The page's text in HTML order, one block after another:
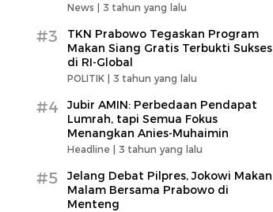
News | 3 tahun yang lalu
#3
TKN Prabowo Tegaskan Program
Makan Siang Gratis Terbukti Sukses
di RI-Global
POLITIK | 3 tahun yang lalu
#4
Jubir AMIN: Perbedaan Pendapat
Lumrah, tapi Semua Fokus
Menangkan Anies-Muhaimin
Headline | 3 tahun yang lalu
#5
Jelang Debat Pilpres, Jokowi Makan
Malam Bersama Prabowo di
Menteng